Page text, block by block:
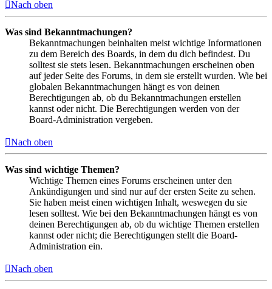
Nach oben
Was sind Bekanntmachungen?
Bekanntmachungen beinhalten meist wichtige Informationen
zu dem Bereich des Boards, in dem du dich befindest. Du
solltest sie stets lesen. Bekanntmachungen erscheinen oben
auf jeder Seite des Forums, in dem sie erstellt wurden. Wie bei
globalen Bekanntmachungen hängt es von deinen
Berechtigungen ab, ob du Bekanntmachungen erstellen
kannst oder nicht. Die Berechtigungen werden von der
Board-Administration vergeben.
Nach oben
Was sind wichtige Themen?
Wichtige Themen eines Forums erscheinen unter den
Ankündigungen und sind nur auf der ersten Seite zu sehen.
Sie haben meist einen wichtigen Inhalt, weswegen du sie
lesen solltest. Wie bei den Bekanntmachungen hängt es von
deinen Berechtigungen ab, ob du wichtige Themen erstellen
kannst oder nicht; die Berechtigungen stellt die Board-
Administration ein.
Nach oben